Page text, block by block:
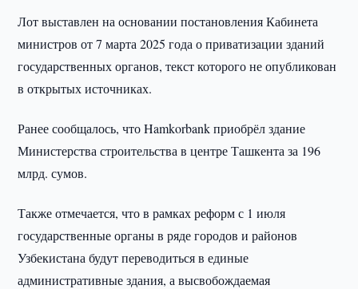
Лот выставлен на основании постановления Кабинета
министров от 7 марта 2025 года о приватизации зданий
государственных органов, текст которого не опубликован
в открытых источниках.
Ранее сообщалось, что Hamkorbank приобрёл здание
Министерства строительства в центре Ташкента за 196
млрд. сумов.
Также отмечается, что в рамках реформ с 1 июля
государственные органы в ряде городов и районов
Узбекистана будут переводиться в единые
административные здания, а высвобождаемая